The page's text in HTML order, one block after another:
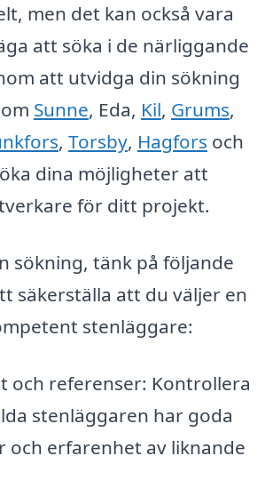
men det kan också vara
att söka i de närliggande
att utvidga din sökning
Sunne, Eda, Kil, Grums,
, Torsby, Hagfors och
dina möjligheter att
för ditt projekt.
sökning, tänk på följande
säkerställa att du väljer en
stenläggare:
och referenser: Kontrollera
stenläggaren har goda
och erfarenhet av liknande